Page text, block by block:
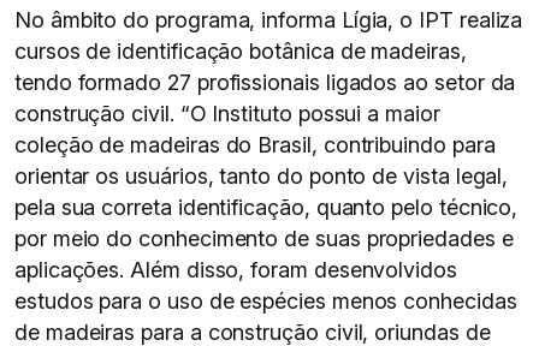
No âmbito do programa, informa Lígia, o IPT realiza
cursos de identificação botânica de madeiras,
tendo formado 27 profissionais ligados ao setor da
construção civil. “O Instituto possui a maior
coleção de madeiras do Brasil, contribuindo para
orientar os usuários, tanto do ponto de vista legal,
pela sua correta identificação, quanto pelo técnico,
por meio do conhecimento de suas propriedades e
aplicações. Além disso, foram desenvolvidos
estudos para o uso de espécies menos conhecidas
de madeiras para a construção civil, oriundas de